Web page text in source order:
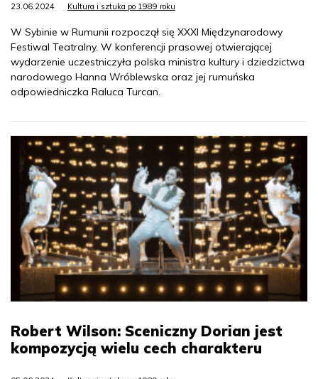
23.06.2024 Kultura i sztuka po 1989 roku
W Sybinie w Rumunii rozpoczął się XXXI Międzynarodowy
Festiwal Teatralny. W konferencji prasowej otwierającej
wydarzenie uczestniczyła polska ministra kultury i dziedzictwa
narodowego Hanna Wróblewska oraz jej rumuńska
odpowiedniczka Raluca Turcan.
Robert Wilson: Sceniczny Dorian jest
kompozycją wielu cech charakteru